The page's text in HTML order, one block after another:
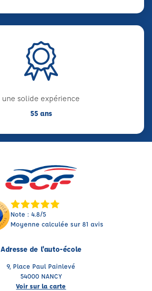
une solide expérience
55 ans
Note : 4.8/5
Moyenne calculée sur 81 avis
Adresse de l'auto-école
9, Place Paul Painlevé
54000 NANCY
Voir sur la carte